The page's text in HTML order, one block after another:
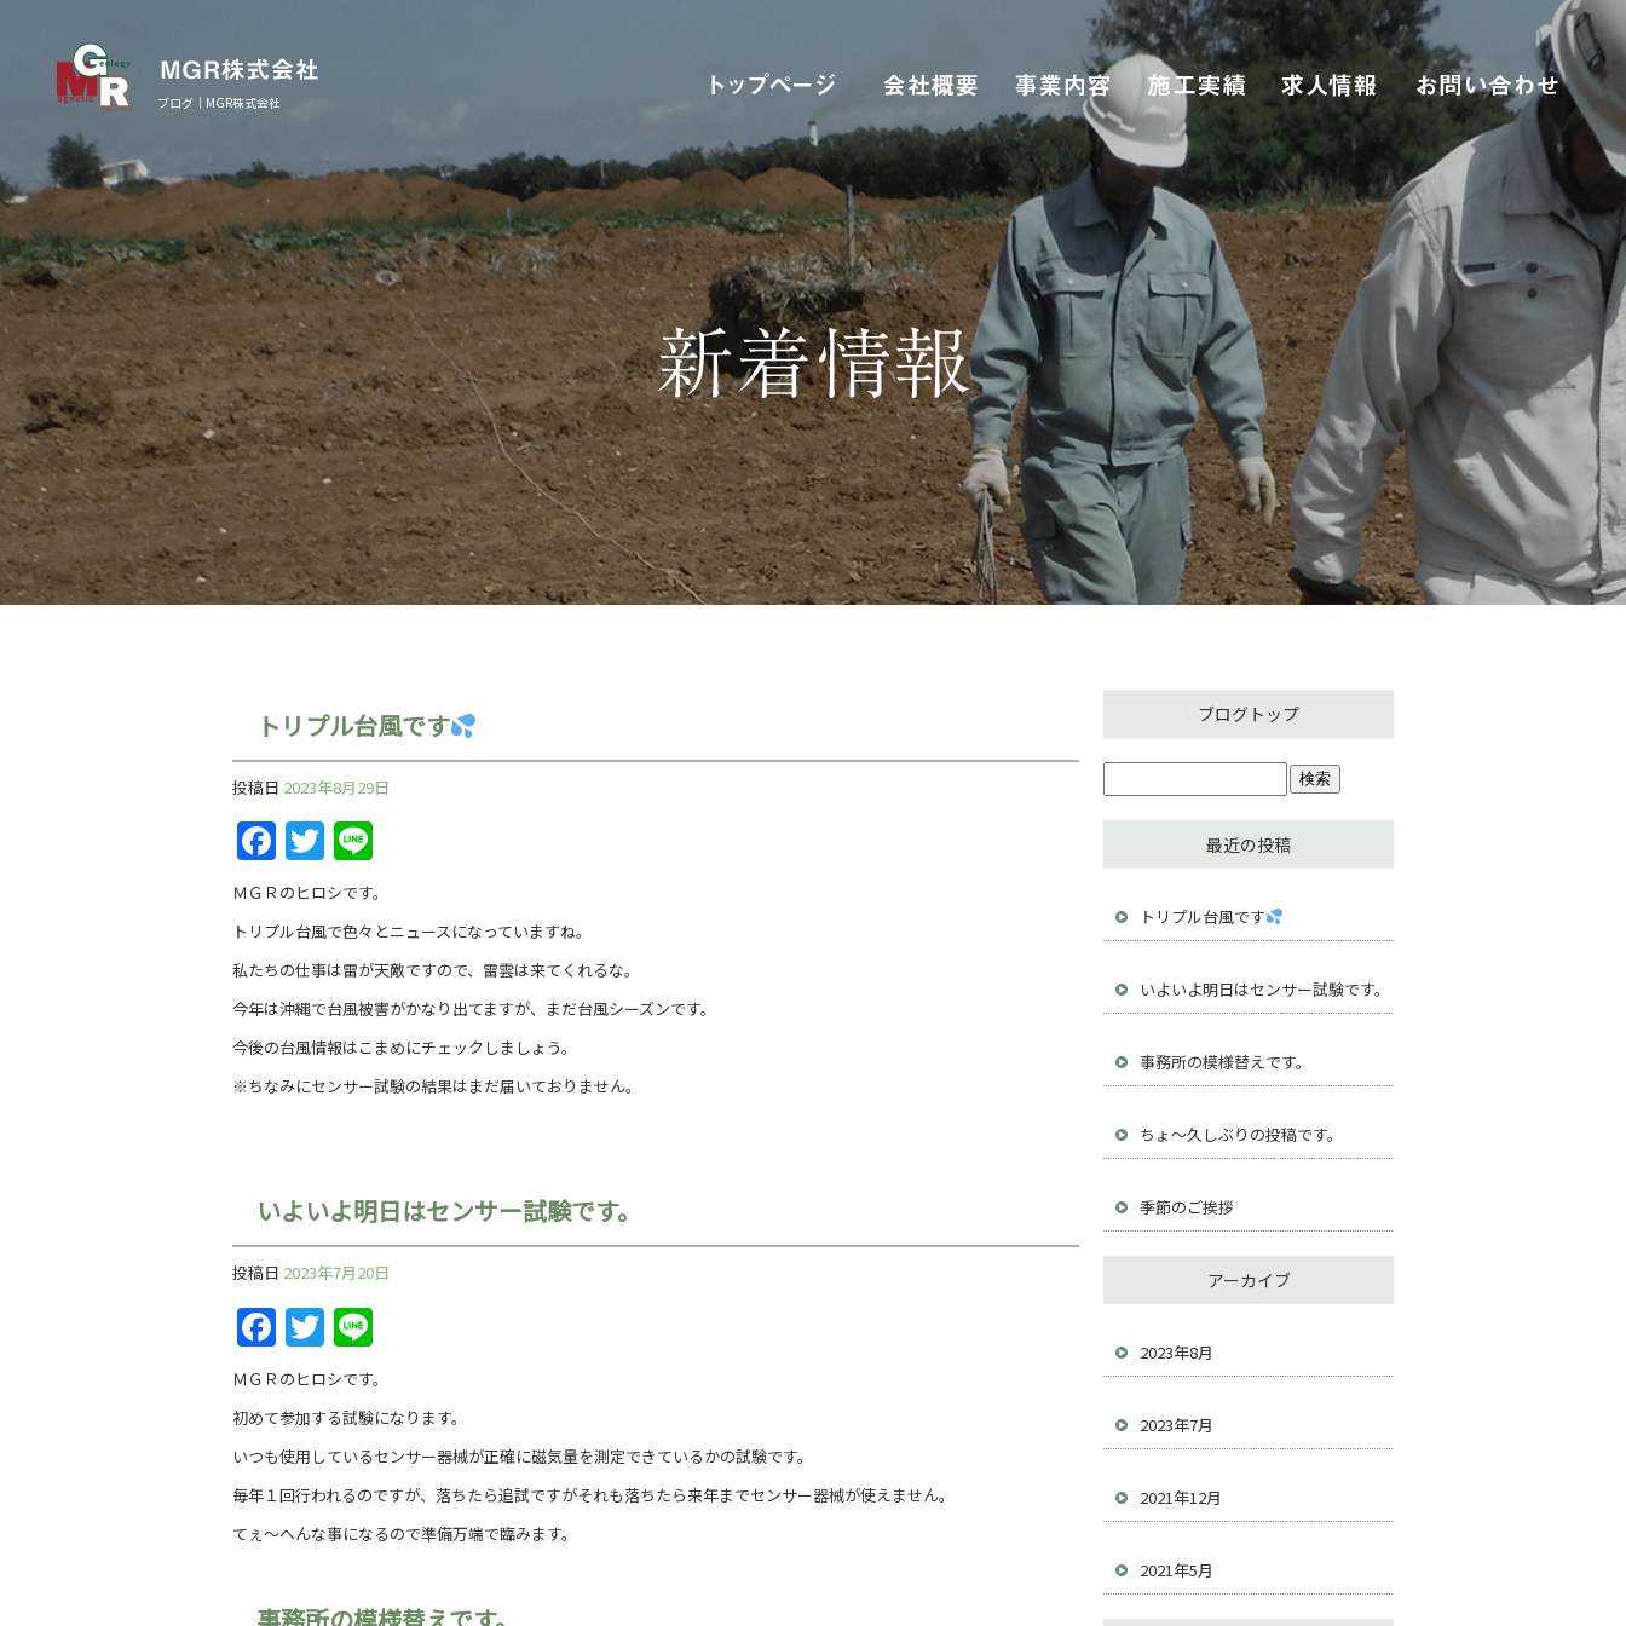
ブログ｜MGR株式会社
トリプル台風です
投稿日 2023年8月29日
Facebook
Twitter
ＭＧＲのヒロシです。
トリプル台風で色々とニュースになっていますね。
私たちの仕事は雷が天敵ですので、雷雲は来てくれるな。
今年は沖縄で台風被害がかなり出てますが、まだ台風シーズンです。
今後の台風情報はこまめにチェックしましょう。
※ちなみにセンサー試験の結果はまだ届いておりません。
いよいよ明日はセンサー試験です。
投稿日 2023年7月20日
Facebook
Twitter
ＭＧＲのヒロシです。
初めて参加する試験になります。
いつも使用しているセンサー器械が正確に磁気量を測定できているかの試験です。
毎年１回行われるのですが、落ちたら追試ですがそれも落ちたら来年までセンサー器械が使えません。
てぇ～へんな事になるので準備万端で臨みます。
ブログトップ
最近の投稿
トリプル台風です
いよいよ明日はセンサー試験です。
事務所の模様替えです。
ちょ～久しぶりの投稿です。
季節のご挨拶
アーカイブ
2023年8月
2023年7月
2021年12月
2021年5月